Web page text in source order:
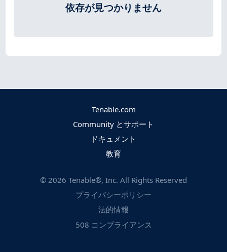
依存が見つかりません
Tenable.com
Community とサポート
ドキュメント
教育
© 2026 Tenable®, Inc. All Rights Reserved
プライバシーポリシー
法的情報
508 コンプライアンス